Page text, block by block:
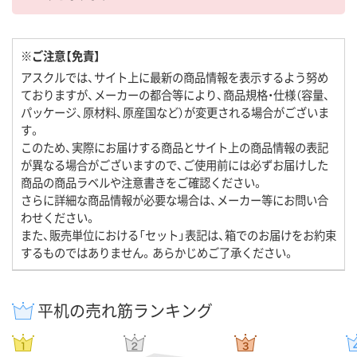
※ご注意【免責】
アスクルでは、サイト上に最新の商品情報を表示するよう努め
ておりますが、メーカーの都合等により、商品規格・仕様（容量、
パッケージ、原材料、原産国など）が変更される場合がございま
す。
このため、実際にお届けする商品とサイト上の商品情報の表記
が異なる場合がございますので、ご使用前には必ずお届けした
商品の商品ラベルや注意書きをご確認ください。
さらに詳細な商品情報が必要な場合は、メーカー等にお問い合
わせください。
また、販売単位における「セット」表記は、箱でのお届けをお約束
するものではありません。あらかじめご了承ください。
平机の売れ筋ランキング